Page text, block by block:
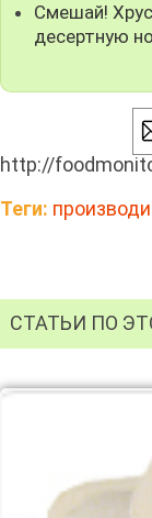
Смешай!
десертную
http://
Теги:
СТАТЬИ ПО